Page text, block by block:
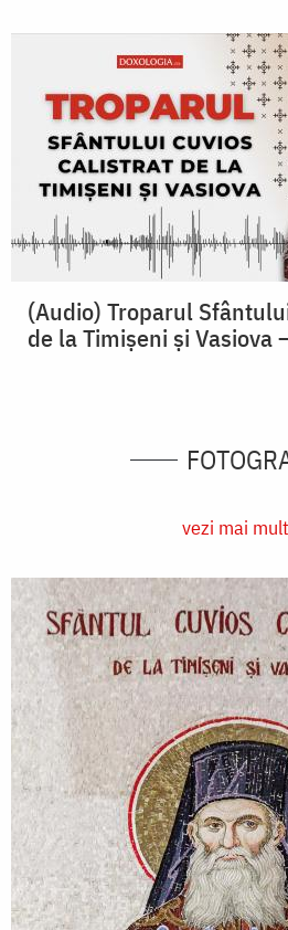
(Audio) Troparul
de la Timișeni și Vasiova
vezi mai